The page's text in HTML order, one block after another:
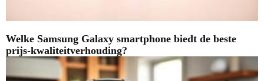
Welke Samsung Galaxy smartphone biedt de beste
prijs-kwaliteitverhouding?